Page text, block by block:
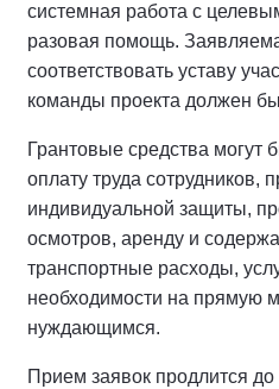
системная работа с
разовая помощь.
соответствовать уставу
команды проекта должен
Грантовые средства могут
оплату труда сотрудников,
индивидуальной защиты,
осмотров, аренду и
транспортные расходы,
необходимости на прямую
нуждающимся.
Прием заявок продлится